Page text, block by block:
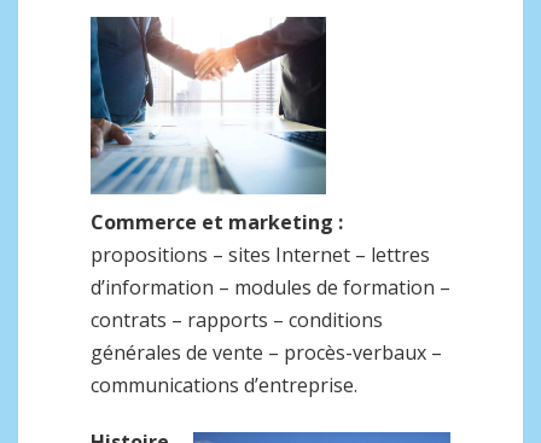
Commerce et marketing :
propositions – sites Internet – lettres
d’information – modules de formation –
contrats – rapports – conditions
générales de vente – procès-verbaux –
communications d’entreprise.